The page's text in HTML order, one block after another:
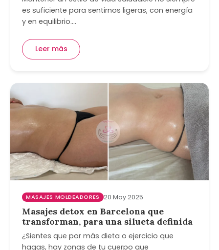
es suficiente para sentirnos ligeras, con energía
y en equilibrio.…
Leer más
MASAJES MOLDEADORES 20 May 2025
Masajes detox en Barcelona que
transforman, para una silueta definida
¿Sientes que por más dieta o ejercicio que
hagas, hay zonas de tu cuerpo que